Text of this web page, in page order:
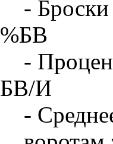
-
%БВ
-
БВ/И
-